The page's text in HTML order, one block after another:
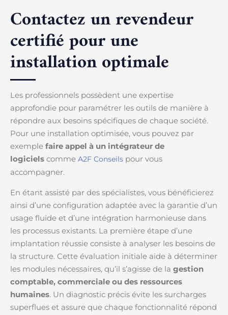
Contactez un revendeur
certifié pour une
installation optimale
Les professionnels possèdent une expertise
approfondie pour paramétrer les outils de manière à
répondre aux besoins spécifiques de chaque société.
Pour une installation optimisée, vous pouvez par
exemple faire appel à un intégrateur de
logiciels comme A2F Conseils pour vous
accompagner.
En étant assisté par des spécialistes, vous bénéficierez
ainsi d’une configuration adaptée avec la garantie d’un
usage fluide et d’une intégration harmonieuse dans
les processus existants. La première étape d’une
implantation réussie consiste à analyser les besoins de
la structure. Cette évaluation initiale aide à déterminer
les modules nécessaires, qu’il s’agisse de la gestion
comptable, commerciale ou des ressources
humaines. Un diagnostic précis évite les surcharges
superflues et assure que chaque fonctionnalité répond